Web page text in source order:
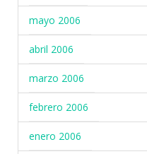
mayo 2006
abril 2006
marzo 2006
febrero 2006
enero 2006